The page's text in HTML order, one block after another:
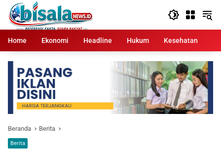
Langsung
konten
Home
Ekonomi Headline Hukum Kesehatan
Beranda Berita
Berita